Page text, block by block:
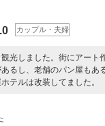
カップル・夫婦
光しました。街にアート
るし、老舗のパン屋もあ
テルは改装してました。